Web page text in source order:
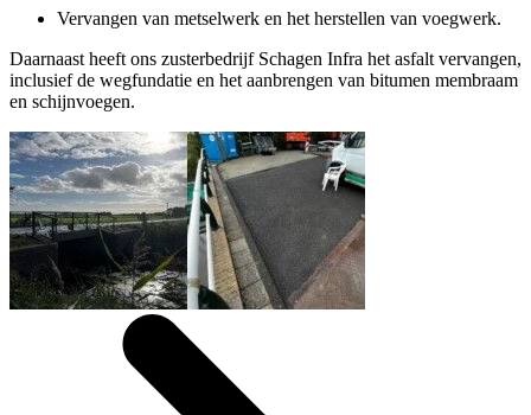
Vervangen van metselwerk en het herstellen van voegwerk.
Daarnaast heeft ons zusterbedrijf Schagen Infra het asfalt vervangen,
inclusief de wegfundatie en het aanbrengen van bitumen membraam
en schijnvoegen.